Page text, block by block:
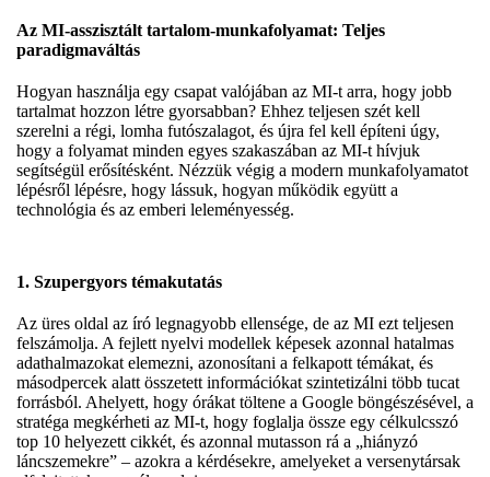
Az MI-asszisztált tartalom-munkafolyamat: Teljes
paradigmaváltás
Hogyan használja egy csapat valójában az MI-t arra, hogy jobb
tartalmat hozzon létre gyorsabban? Ehhez teljesen szét kell
szerelni a régi, lomha futószalagot, és újra fel kell építeni úgy,
hogy a folyamat minden egyes szakaszában az MI-t hívjuk
segítségül erősítésként. Nézzük végig a modern munkafolyamatot
lépésről lépésre, hogy lássuk, hogyan működik együtt a
technológia és az emberi leleményesség.
1. Szupergyors témakutatás
Az üres oldal az író legnagyobb ellensége, de az MI ezt teljesen
felszámolja. A fejlett nyelvi modellek képesek azonnal hatalmas
adathalmazokat elemezni, azonosítani a felkapott témákat, és
másodpercek alatt összetett információkat szintetizálni több tucat
forrásból. Ahelyett, hogy órákat töltene a Google böngészésével, a
stratéga megkérheti az MI-t, hogy foglalja össze egy célkulcsszó
top 10 helyezett cikkét, és azonnal mutasson rá a „hiányzó
láncszemekre” – azokra a kérdésekre, amelyeket a versenytársak